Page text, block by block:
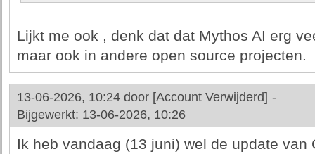
Lijkt me ook , denk dat dat Mythos AI erg
maar ook in andere open source projecten.
13-06-2026, 10:24 door [Account Verwijderd] -
Bijgewerkt: 13-06-2026, 10:26
Ik heb vandaag (13 juni) wel de update van